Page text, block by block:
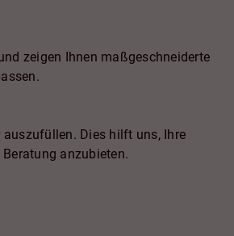
zeigen Ihnen maßgeschneiderte
Dies hilft uns, Ihre
anzubieten.